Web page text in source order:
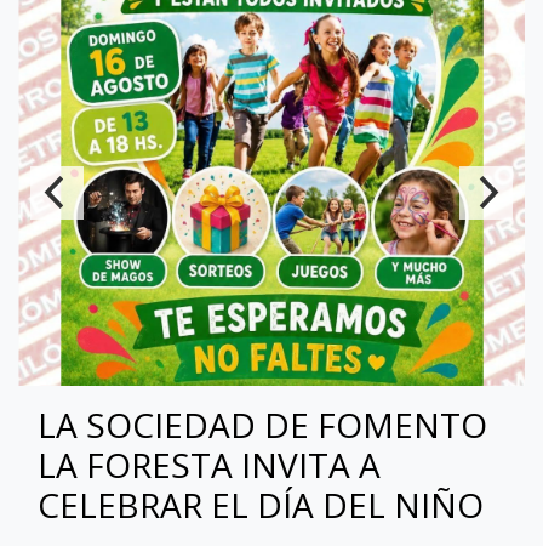
LA SOCIEDAD DE FOMENTO
LA FORESTA INVITA A
CELEBRAR EL DÍA DEL NIÑO